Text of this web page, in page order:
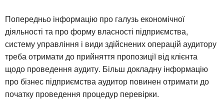
Попередньо інформацію про галузь економічної
діяльності та про форму власності підприємства,
систему управління і види здійснених операцій аудитору
треба отримати до прийняття пропозиції від клієнта
щодо проведення аудиту. Більш докладну інформацію
про бізнес підприємства аудитор повинен отримати до
початку проведення процедур перевірки.